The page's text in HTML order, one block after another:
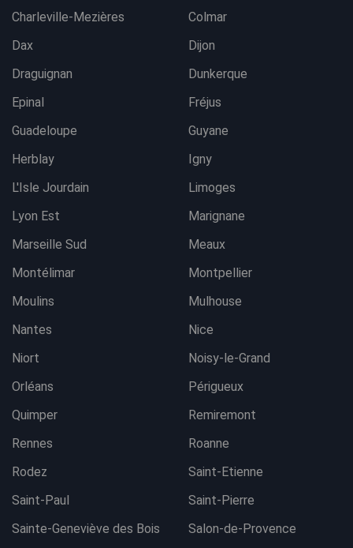
Charleville-Mezières
Colmar
Dax
Dijon
Draguignan
Dunkerque
Epinal
Fréjus
Guadeloupe
Guyane
Herblay
Igny
L'Isle Jourdain
Limoges
Lyon Est
Marignane
Marseille Sud
Meaux
Montélimar
Montpellier
Moulins
Mulhouse
Nantes
Nice
Niort
Noisy-le-Grand
Orléans
Périgueux
Quimper
Remiremont
Rennes
Roanne
Rodez
Saint-Etienne
Saint-Paul
Saint-Pierre
Sainte-Geneviève des Bois
Salon-de-Provence